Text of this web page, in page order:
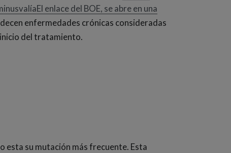
enlace del BOE, se abre en una
enfermedades crónicas consideradas
del tratamiento.
esta su mutación más frecuente. Esta